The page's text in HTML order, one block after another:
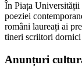
În Piața Universității
poeziei
români laureați ai
tineri scriitori dornici
Anunțuri